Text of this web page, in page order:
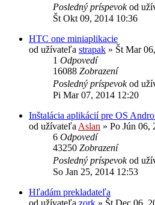
Posledný príspevokod
Št Okt 09, 2014 10:36
HTC one miniaplikacie
od užívateľa strapak » Št Mar
1 Odpovedí
16088 Zobrazení
Posledný príspevokod
Pi Mar 07, 2014 12:20
Inštalácia aplikácií pre OS
od užívateľa Aslan » Po Jún 06,
6 Odpovedí
43250 Zobrazení
Posledný príspevokod
So Jan 25, 2014 12:53
Hľadám prekladateľa
od užívateľa zork » Št Dec 06,